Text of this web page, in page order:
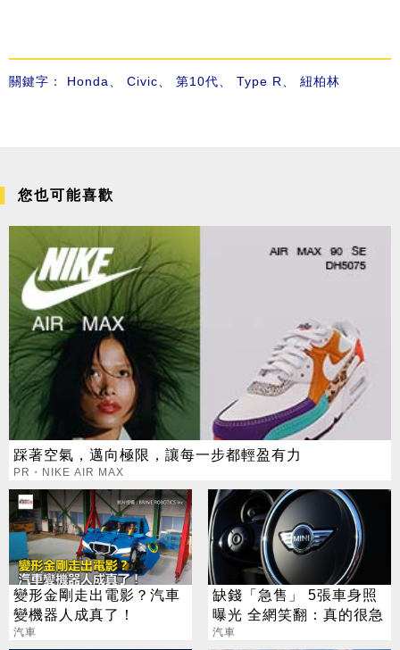
關鍵字： Honda、 Civic、 第10代、 Type R、 紐柏林
您也可能喜歡
踩著空氣，邁向極限，讓每一步都輕盈有力
PR・NIKE AIR MAX
變形金剛走出電影？汽車
變機器人成真了！
汽車
缺錢「急售」 5張車身照
曝光 全網笑翻：真的很急
汽車